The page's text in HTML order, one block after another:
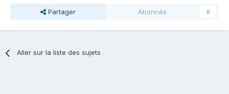
Partager Abonnés 0
Aller sur la liste des sujets